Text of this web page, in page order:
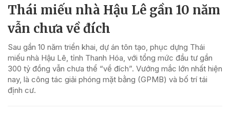
Thái miếu nhà Hậu Lê gần 10 năm
vẫn chưa về đích
Sau gần 10 năm triển khai, dự án tôn tạo, phục dựng Thái
miếu nhà Hậu Lê, tỉnh Thanh Hóa, với tổng mức đầu tư gần
300 tỷ đồng vẫn chưa thể “về đích”. Vướng mắc lớn nhất hiện
nay, là công tác giải phóng mặt bằng (GPMB) và bố trí tái
định cư.